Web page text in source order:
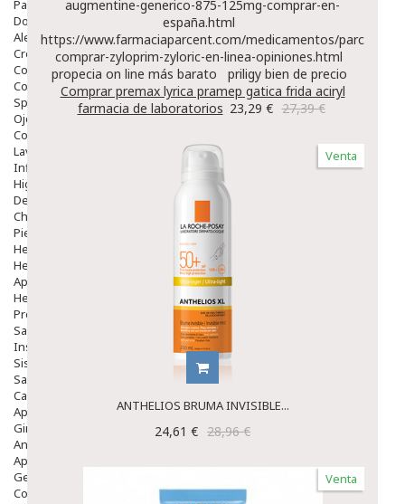
Para Descongestionar La Nariz
Dolor De Garganta
Alergias Y Picaduras
Cremas
Comprimidos
Colirios
Sprays
Ojos Y Oidos
Congestión
Lavado Ojos
Inflamación Del Oido (otitis)
Higiene Oido
Deshabituación Tabaquismo
Chicles
Piel
Herpes Y Hongos
Heridas Y úlceras
Aparato Genital
Hemorroides
Protectores Y Emolientes
Salud
Insomnio
Sistema Nervioso
Salud Bucodental
Capilar
Apósitos
Ginecología
Anticonceptivos
Aparato Genital
Gente Mayor
Cosmética
augmentine-generico-875-125mg-comprar-en-
españa.html
https://www.farmaciaparcent.com/medicamentos/parcent-
comprar-zyloprim-zyloric-en-linea-opiniones.html
propecia on line más barato
priligy bien de precio
Comprar premax lyrica pramep gatica frida aciryl
farmacia de laboratorios 23,29 € 27,39 €
Venta
ANTHELIOS BRUMA INVISIBLE...
24,61 € 28,96 €
Venta